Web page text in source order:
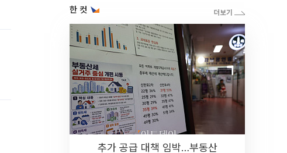
한 컷
추가 공급 대책 임박…부동산